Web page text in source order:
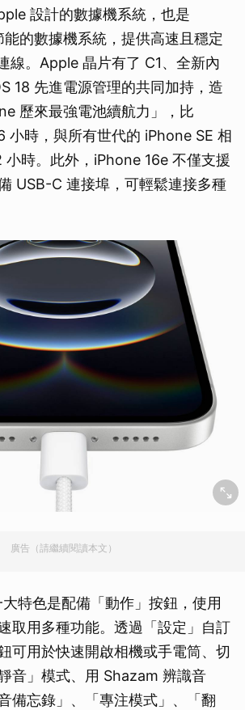
設計的數據機系統，也是
的數據機系統，提供高速且穩定
線。Apple 晶片有了 C1、全新內
18 先進電源管理的共同加持，造
歷來最強電池續航力」，比
小時，與所有世代的 iPhone SE 相
小時。此外，iPhone 16e 不僅支援
USB-C 連接埠，可輕鬆連接多種
廣告（請繼續閱讀本文）
特色是配備「動作」按鈕，使用
取用多種功能。透過「設定」自訂
可用於快速開啟相機或手電筒、切
音」模式、用 Shazam 辨識音
備忘錄」、「專注模式」、「翻